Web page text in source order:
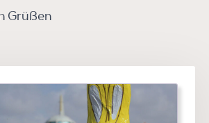
Grüßen